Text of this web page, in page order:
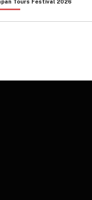
Tours Festival 2026